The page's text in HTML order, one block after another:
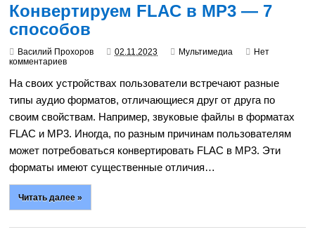
Конвертируем FLAC в MP3 — 7
способов
Василий Прохоров 02.11.2023 Мультимедиа
Нет
комментариев
На своих устройствах пользователи встречают разные
типы аудио форматов, отличающиеся друг от друга по
своим свойствам. Например, звуковые файлы в форматах
FLAC и MP3. Иногда, по разным причинам пользователям
может потребоваться конвертировать FLAC в MP3. Эти
форматы имеют существенные отличия…
Читать далее »